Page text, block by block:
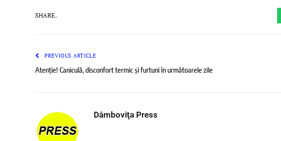
SHARE.
PREVIOUS ARTICLE
Atenție! Caniculă, disconfort termic și furtuni în următoarele zile
Dâmboviţa Press